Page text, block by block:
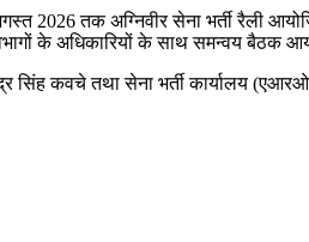
तक अग्निवीर सेना भर्ती रैली
के अधिकारियों के साथ समन्वय बैठक
कवचे तथा सेना भर्ती कार्यालय